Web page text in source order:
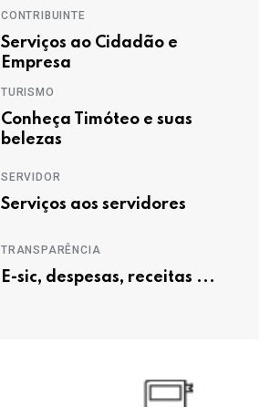
CONTRIBUINTE
Serviços ao Cidadão e
Empresa
TURISMO
Conheça Timóteo e suas
belezas
SERVIDOR
Serviços aos servidores
TRANSPARÊNCIA
E-sic, despesas, receitas ...